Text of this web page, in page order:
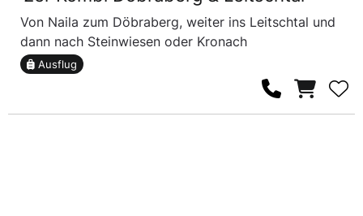
Von Naila zum Döbraberg, weiter ins Leitschtal und
dann nach Steinwiesen oder Kronach
Ausflug